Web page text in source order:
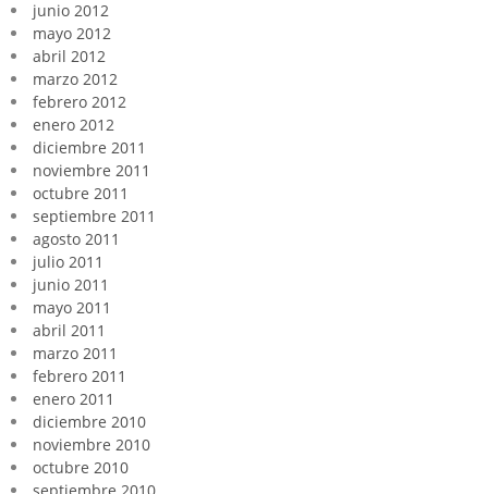
junio 2012
mayo 2012
abril 2012
marzo 2012
febrero 2012
enero 2012
diciembre 2011
noviembre 2011
octubre 2011
septiembre 2011
agosto 2011
julio 2011
junio 2011
mayo 2011
abril 2011
marzo 2011
febrero 2011
enero 2011
diciembre 2010
noviembre 2010
octubre 2010